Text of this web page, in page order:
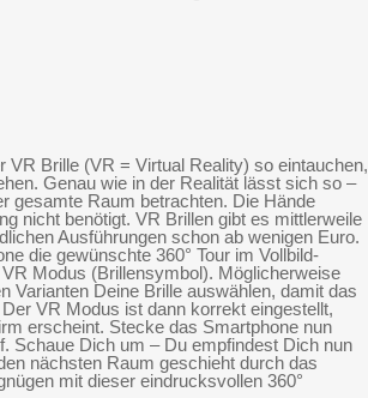
VR Brille (VR = Virtual Reality) so eintauchen,
Genau wie in der Realität lässt sich so –
gesamte Raum betrachten. Die Hände
nicht benötigt. VR Brillen gibt es mittlerweile
Ausführungen schon ab wenigen Euro.
die gewünschte 360° Tour im Vollbild-
Modus (Brillensymbol). Möglicherweise
Varianten Deine Brille auswählen, damit das
VR Modus ist dann korrekt eingestellt,
erscheint. Stecke das Smartphone nun
Schaue Dich um – Du empfindest Dich nun
nächsten Raum geschieht durch das
mit dieser eindrucksvollen 360°